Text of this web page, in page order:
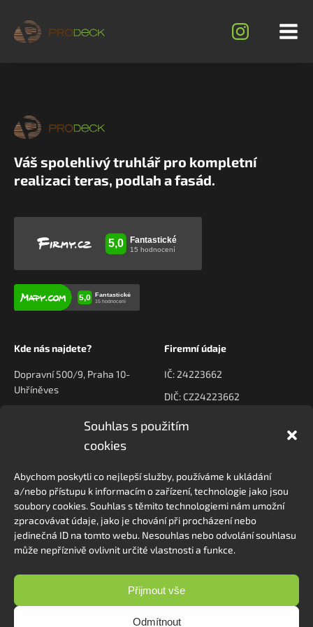
Souhlas s použitím
cookies
Abychom poskytli co nejlepší služby, používáme k ukládání
a/nebo přístupu k informacím o zařízení, technologie jako jsou
soubory cookies. Souhlas s těmito technologiemi nám umožní
zpracovávat údaje, jako je chování při procházení nebo
jedinečná ID na tomto webu. Nesouhlas nebo odvolání souhlasu
může nepříznivě ovlivnit určité vlastnosti a funkce.
Přijmout vše
Odmítnout
Váš spolehlivý truhlář pro kompletní
realizaci teras, podlah a fasád.
Kde nás najdete?
Dopravní 500/9, Praha 10-
Uhříněves
Firemní údaje
IČ: 24223662
DIČ: CZ24223662
Kontaktujte nás
+420 778 222 800
Navigace
O nás
Kontakt